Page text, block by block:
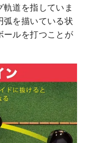
道を指していま
弧を描いている状
ールを打つことが